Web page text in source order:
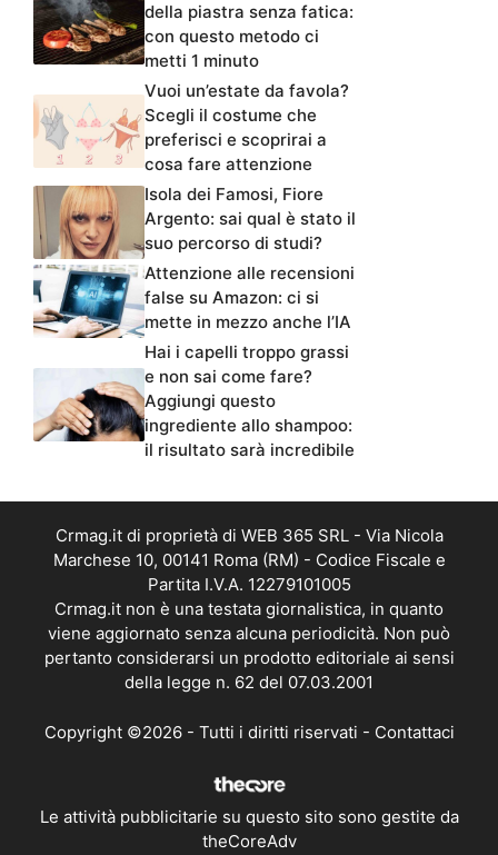
della piastra senza fatica:
con questo metodo ci
metti 1 minuto
Vuoi un’estate da favola?
Scegli il costume che
preferisci e scoprirai a
cosa fare attenzione
Isola dei Famosi, Fiore
Argento: sai qual è stato il
suo percorso di studi?
Attenzione alle recensioni
false su Amazon: ci si
mette in mezzo anche l’IA
Hai i capelli troppo grassi
e non sai come fare?
Aggiungi questo
ingrediente allo shampoo:
il risultato sarà incredibile
Crmag.it di proprietà di WEB 365 SRL - Via Nicola
Marchese 10, 00141 Roma (RM) - Codice Fiscale e
Partita I.V.A. 12279101005
Crmag.it non è una testata giornalistica, in quanto
viene aggiornato senza alcuna periodicità. Non può
pertanto considerarsi un prodotto editoriale ai sensi
della legge n. 62 del 07.03.2001
Copyright ©2026 - Tutti i diritti riservati - Contattaci
Le attività pubblicitarie su questo sito sono gestite da
theCoreAdv